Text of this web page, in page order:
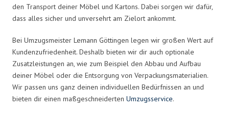
den Transport deiner Möbel und Kartons. Dabei sorgen wir dafür,
dass alles sicher und unversehrt am Zielort ankommt.
Bei Umzugsmeister Lemann Göttingen legen wir großen Wert auf
Kundenzufriedenheit. Deshalb bieten wir dir auch optionale
Zusatzleistungen an, wie zum Beispiel den Abbau und Aufbau
deiner Möbel oder die Entsorgung von Verpackungsmaterialien.
Wir passen uns ganz deinen individuellen Bedürfnissen an und
bieten dir einen maßgeschneiderten Umzugsservice.